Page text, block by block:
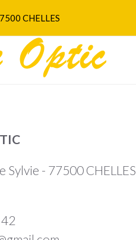
CHELLES
Sylvie - 77500 CHELLES